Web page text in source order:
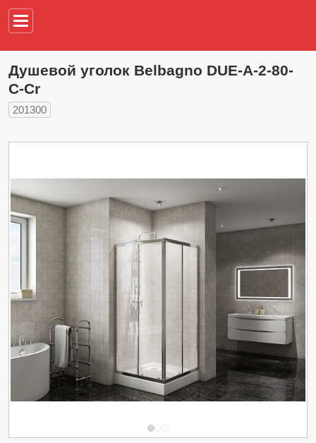
Душевой уголок Belbagno DUE-A-2-80-
C-Cr
201300